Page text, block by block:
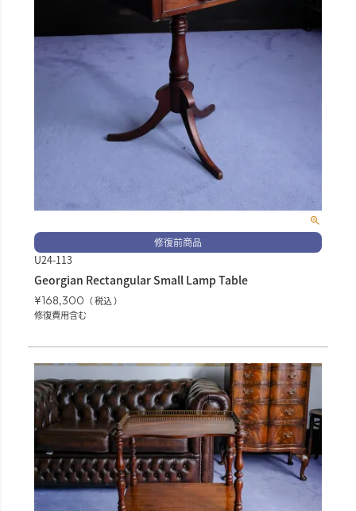
修復前商品
U24-113
Georgian Rectangular Small Lamp Table
¥168,300
税込
修復費用含む